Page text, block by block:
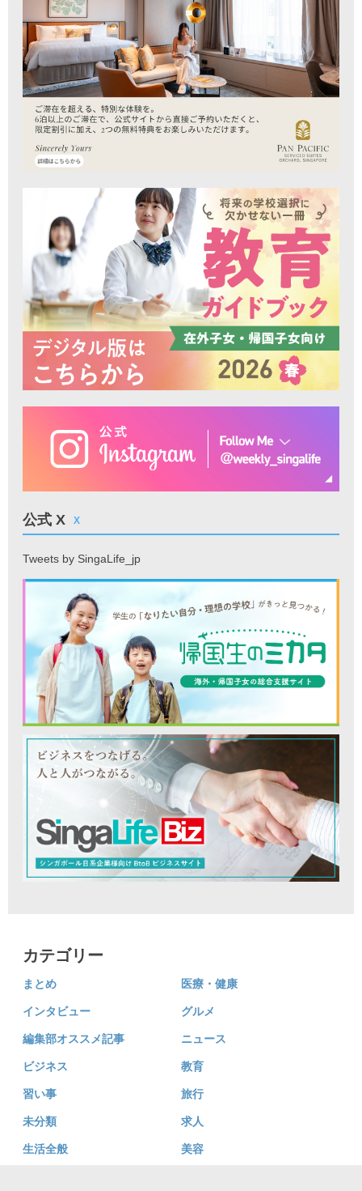
公式 X X
Tweets by SingaLife_jp
カテゴリー
まとめ 医療・健康
インタビュー グルメ
編集部オススメ記事 ニュース
ビジネス 教育
習い事 旅行
未分類 求人
生活全般 美容